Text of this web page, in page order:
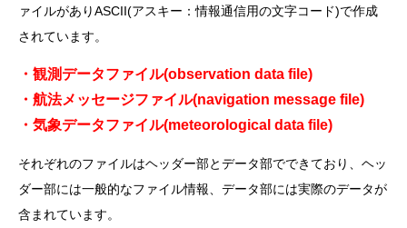
ァイルがありASCII(アスキー：情報通信用の文字コード)で作成
されています。
・観測データファイル(observation data file)
・航法メッセージファイル(navigation message file)
・気象データファイル(meteorological data file)
それぞれのファイルはヘッダー部とデータ部でできており、ヘッ
ダー部には一般的なファイル情報、データ部には実際のデータが
含まれています。